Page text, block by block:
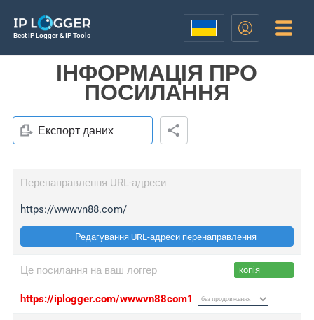
Best IP Logger & IP Tools
ІНФОРМАЦІЯ ПРО
ПОСИЛАННЯ
Експорт даних
Перенаправлення URL-адреси
https://wwwvn88.com/
Редагування URL-адреси перенаправлення
Це посилання на ваш логгер копія
https://iplogger.com/wwwvn88com1